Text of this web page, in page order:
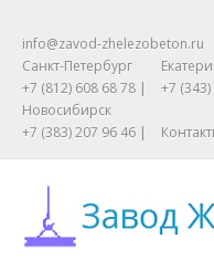
info@zavod-zhelezobeton.ru
Санкт-Петербург
+7 (812) 608 68 78 |
+7
Новосибирск
+7 (383) 207 96 46 |